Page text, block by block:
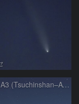
C/2023 A3 (Tsuchinshan–ATLAS)